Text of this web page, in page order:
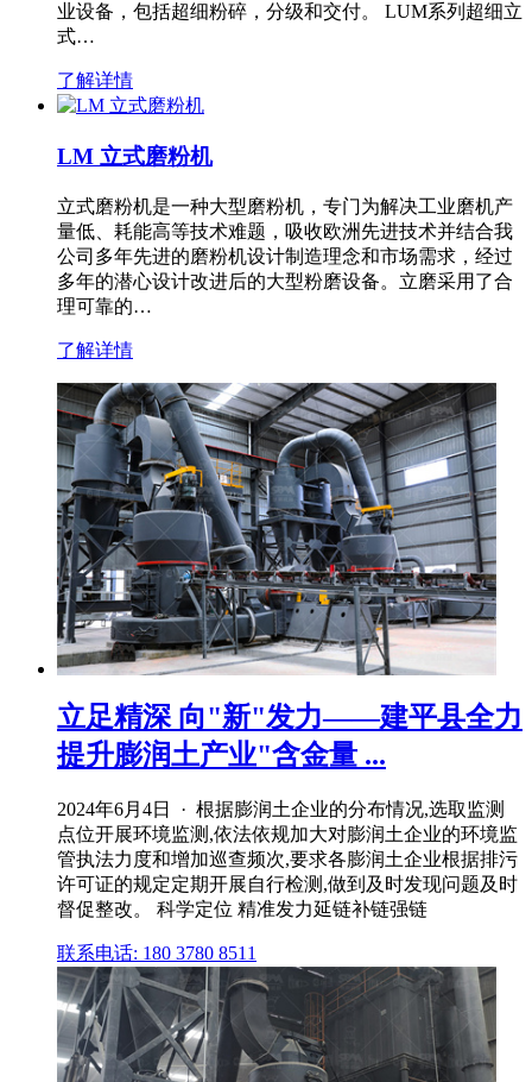
业设备，包括超细粉碎，分级和交付。 LUM系列超细立
式…
了解详情
LM 立式磨粉机
立式磨粉机是一种大型磨粉机，专门为解决工业磨机产
量低、耗能高等技术难题，吸收欧洲先进技术并结合我
公司多年先进的磨粉机设计制造理念和市场需求，经过
多年的潜心设计改进后的大型粉磨设备。立磨采用了合
理可靠的…
了解详情
立足精深 向"新"发力——建平县全力
提升膨润土产业"含金量 ...
2024年6月4日 · 根据膨润土企业的分布情况,选取监测
点位开展环境监测,依法依规加大对膨润土企业的环境监
管执法力度和增加巡查频次,要求各膨润土企业根据排污
许可证的规定定期开展自行检测,做到及时发现问题及时
督促整改。 科学定位 精准发力延链补链强链
联系电话: 180 3780 8511